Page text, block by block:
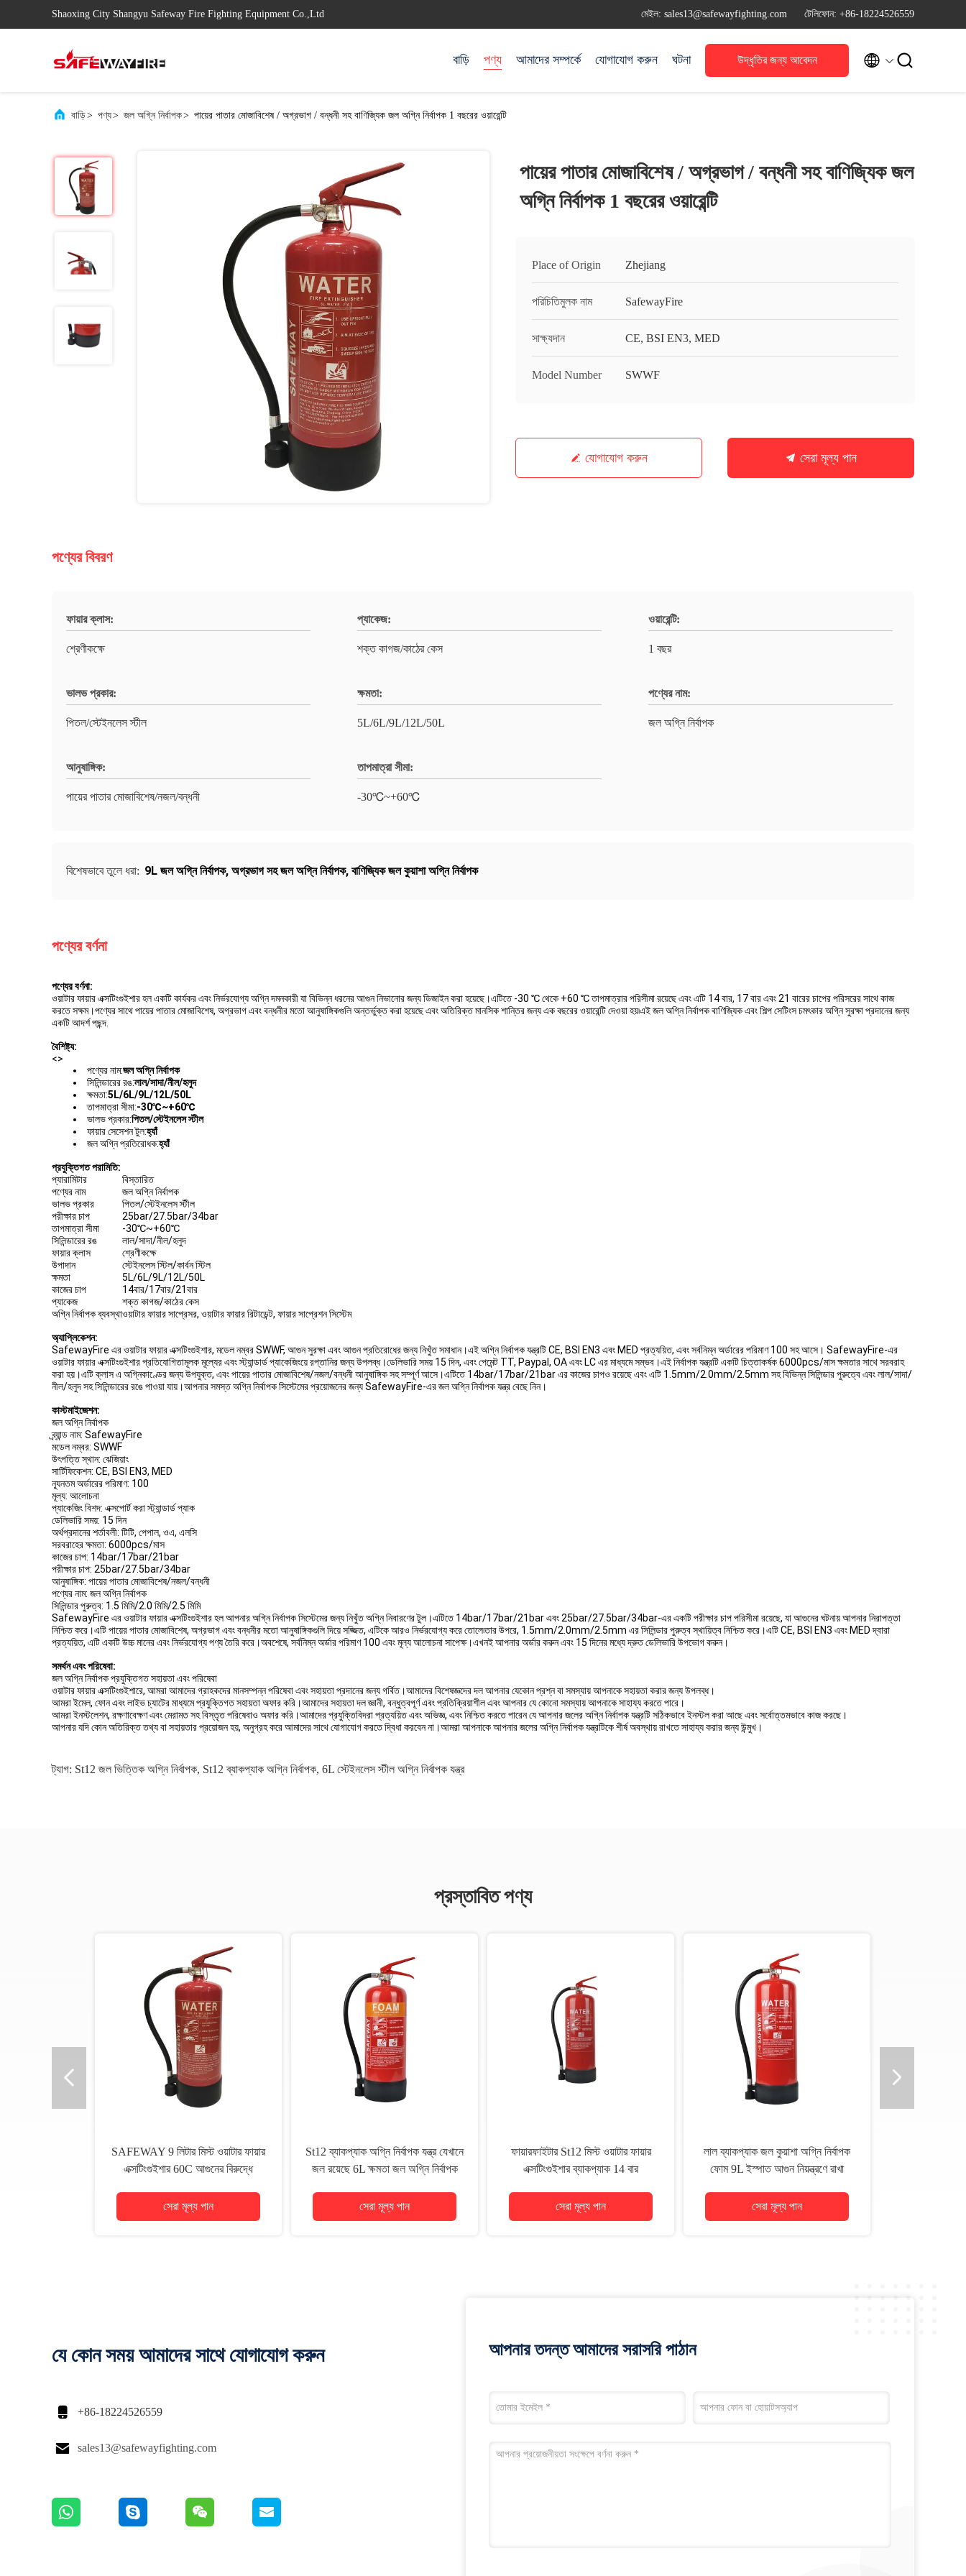
Shaoxing City Shangyu Safeway Fire Fighting Equipment Co.,Ltd মেইল: sales13@safewayfighting.com টেলিফোন: +86-18224526559
বাড়ি পণ্য আমাদের সম্পর্কে যোগাযোগ করুন ঘটনা উদ্ধৃতির জন্য আবেদন  
বাড়ি> পণ্য> জল অগ্নি নির্বাপক> পায়ের পাতার মোজাবিশেষ / অগ্রভাগ / বন্ধনী সহ বাণিজ্যিক জল অগ্নি নির্বাপক 1 বছরের ওয়ারেন্টি
পায়ের পাতার মোজাবিশেষ / অগ্রভাগ / বন্ধনী সহ বাণিজ্যিক জল
অগ্নি নির্বাপক 1 বছরের ওয়ারেন্টি
Place of Origin Zhejiang
পরিচিতিমুলক নাম SafewayFire
সাক্ষ্যদান CE, BSI EN3, MED
Model Number SWWF
যোগাযোগ করুন সেরা মূল্য পান
পণ্যের বিবরণ
ফায়ার ক্লাস:
শ্রেণীকক্ষে
প্যাকেজ:
শক্ত কাগজ/কাঠের কেস
ওয়ারেন্টি:
1 বছর
ভালভ প্রকার:
পিতল/স্টেইনলেস স্টীল
ক্ষমতা:
5L/6L/9L/12L/50L
পণ্যের নাম:
জল অগ্নি নির্বাপক
আনুষাঙ্গিক:
পায়ের পাতার মোজাবিশেষ/নজল/বন্ধনী
তাপমাত্রা সীমা:
-30℃~+60℃
বিশেষভাবে তুলে ধরা: 9L জল অগ্নি নির্বাপক, অগ্রভাগ সহ জল অগ্নি নির্বাপক, বাণিজ্যিক জল কুয়াশা অগ্নি নির্বাপক
পণ্যের বর্ণনা
পণ্যের বর্ণনা:
ওয়াটার ফায়ার এক্সটিংগুইশার হল একটি কার্যকর এবং নির্ভরযোগ্য অগ্নি দমনকারী যা বিভিন্ন ধরনের আগুন নিভানোর জন্য ডিজাইন করা হয়েছে।এটিতে -30 ℃ থেকে +60 ℃ তাপমাত্রার পরিসীমা রয়েছে এবং এটি 14 বার, 17 বার এবং 21 বারের চাপের পরিসরের সাথে কাজ
করতে সক্ষম।পণ্যের সাথে পায়ের পাতার মোজাবিশেষ, অগ্রভাগ এবং বন্ধনীর মতো আনুষাঙ্গিকগুলি অন্তর্ভুক্ত করা হয়েছে এবং অতিরিক্ত মানসিক শান্তির জন্য এক বছরের ওয়ারেন্টি দেওয়া হয়৷এই জল অগ্নি নির্বাপক বাণিজ্যিক এবং শিল্প সেটিংস চমৎকার অগ্নি সুরক্ষা প্রদানের জন্য
একটি আদর্শ পছন্দ.
বৈশিষ্ট্য:
<>
পণ্যের নাম:জল অগ্নি নির্বাপক
সিলিন্ডারের রঙ:লাল/সাদা/নীল/হলুদ
ক্ষমতা:5L/6L/9L/12L/50L
তাপমাত্রা সীমা:-30℃~+60℃
ভালভ প্রকার:পিতল/স্টেইনলেস স্টীল
ফায়ার সেসেশন টুল:হ্যাঁ
জল অগ্নি প্রতিরোধক:হ্যাঁ
প্রযুক্তিগত পরামিতি:
প্যারামিটার
বিস্তারিত
পণ্যের নাম
জল অগ্নি নির্বাপক
ভালভ প্রকার
পিতল/স্টেইনলেস স্টীল
পরীক্ষার চাপ
25bar/27.5bar/34bar
তাপমাত্রা সীমা
-30℃~+60℃
সিলিন্ডারের রঙ
লাল/সাদা/নীল/হলুদ
ফায়ার ক্লাস
শ্রেণীকক্ষে
উপাদান
স্টেইনলেস স্টিল/কার্বন স্টিল
ক্ষমতা
5L/6L/9L/12L/50L
কাজের চাপ
14বার/17বার/21বার
প্যাকেজ
শক্ত কাগজ/কাঠের কেস
অগ্নি নির্বাপক ব্যবস্থাওয়াটার ফায়ার সাপ্রেসর, ওয়াটার ফায়ার রিটাডেন্ট, ফায়ার সাপ্রেশন সিস্টেম
অ্যাপ্লিকেশন:
SafewayFire এর ওয়াটার ফায়ার এক্সটিংগুইশার, মডেল নম্বর SWWF, আগুন সুরক্ষা এবং আগুন প্রতিরোধের জন্য নিখুঁত সমাধান।এই অগ্নি নির্বাপক যন্ত্রটি CE, BSI EN3 এবং MED প্রত্যয়িত, এবং সর্বনিম্ন অর্ডারের পরিমাণ 100 সহ আসে। SafewayFire-এর
ওয়াটার ফায়ার এক্সটিংগুইশার প্রতিযোগিতামূলক মূল্যের এবং স্ট্যান্ডার্ড প্যাকেজিংয়ে রপ্তানির জন্য উপলব্ধ।ডেলিভারি সময় 15 দিন, এবং পেমেন্ট TT, Paypal, OA এবং LC এর মাধ্যমে সম্ভব।এই নির্বাপক যন্ত্রটি একটি চিত্তাকর্ষক 6000pcs/মাস ক্ষমতার সাথে সরবরাহ
করা হয়।এটি ক্লাস এ অগ্নিকাণ্ডের জন্য উপযুক্ত, এবং পায়ের পাতার মোজাবিশেষ/নজল/বন্ধনী আনুষাঙ্গিক সহ সম্পূর্ণ আসে।এটিতে 14bar/17bar/21bar এর কাজের চাপও রয়েছে এবং এটি 1.5mm/2.0mm/2.5mm সহ বিভিন্ন সিলিন্ডার পুরুত্বে এবং লাল/সাদা/
নীল/হলুদ সহ সিলিন্ডারের রঙে পাওয়া যায়।আপনার সমস্ত অগ্নি নির্বাপক সিস্টেমের প্রয়োজনের জন্য SafewayFire-এর জল অগ্নি নির্বাপক যন্ত্র বেছে নিন।
কাস্টমাইজেশন:
জল অগ্নি নির্বাপক
ব্র্যান্ড নাম: SafewayFire
মডেল নম্বর: SWWF
উৎপত্তি স্থান: ঝেজিয়াং
সার্টিফিকেশন: CE, BSI EN3, MED
ন্যূনতম অর্ডারের পরিমাণ: 100
মূল্য: আলোচনা
প্যাকেজিং বিশদ: এক্সপোর্ট করা স্ট্যান্ডার্ড প্যাক
ডেলিভারি সময়: 15 দিন
অর্থপ্রদানের শর্তাবলী: টিটি, পেপাল, ওএ, এলসি
সরবরাহের ক্ষমতা: 6000pcs/মাস
কাজের চাপ: 14bar/17bar/21bar
পরীক্ষার চাপ: 25bar/27.5bar/34bar
আনুষাঙ্গিক: পায়ের পাতার মোজাবিশেষ/নজল/বন্ধনী
পণ্যের নাম: জল অগ্নি নির্বাপক
সিলিন্ডার পুরুত্ব: 1.5 মিমি/2.0 মিমি/2.5 মিমি
SafewayFire এর ওয়াটার ফায়ার এক্সটিংগুইশার হল আপনার অগ্নি নির্বাপক সিস্টেমের জন্য নিখুঁত অগ্নি নিবারণের টুল।এটিতে 14bar/17bar/21bar এবং 25bar/27.5bar/34bar-এর একটি পরীক্ষার চাপ পরিসীমা রয়েছে, যা আগুনের ঘটনায় আপনার নিরাপত্তা
নিশ্চিত করে।এটি পায়ের পাতার মোজাবিশেষ, অগ্রভাগ এবং বন্ধনীর মতো আনুষাঙ্গিকগুলি দিয়ে সজ্জিত, এটিকে আরও নির্ভরযোগ্য করে তোলে৷তার উপরে, 1.5mm/2.0mm/2.5mm এর সিলিন্ডার পুরুত্ব স্থায়িত্ব নিশ্চিত করে।এটি CE, BSI EN3 এবং MED দ্বারা
প্রত্যয়িত, এটি একটি উচ্চ মানের এবং নির্ভরযোগ্য পণ্য তৈরি করে।অবশেষে, সর্বনিম্ন অর্ডার পরিমাণ 100 এবং মূল্য আলোচনা সাপেক্ষ।এখনই আপনার অর্ডার করুন এবং 15 দিনের মধ্যে দ্রুত ডেলিভারি উপভোগ করুন।
সমর্থন এবং পরিষেবা:
জল অগ্নি নির্বাপক প্রযুক্তিগত সহায়তা এবং পরিষেবা
ওয়াটার ফায়ার এক্সটিংগুইশারে, আমরা আমাদের গ্রাহকদের মানসম্পন্ন পরিষেবা এবং সহায়তা প্রদানের জন্য গর্বিত।আমাদের বিশেষজ্ঞদের দল আপনার যেকোন প্রশ্ন বা সমস্যায় আপনাকে সহায়তা করার জন্য উপলব্ধ।
আমরা ইমেল, ফোন এবং লাইভ চ্যাটের মাধ্যমে প্রযুক্তিগত সহায়তা অফার করি।আমাদের সহায়তা দল জ্ঞানী, বন্ধুত্বপূর্ণ এবং প্রতিক্রিয়াশীল এবং আপনার যে কোনো সমস্যায় আপনাকে সাহায্য করতে পারে।
আমরা ইনস্টলেশন, রক্ষণাবেক্ষণ এবং মেরামত সহ বিস্তৃত পরিষেবাও অফার করি।আমাদের প্রযুক্তিবিদরা প্রত্যয়িত এবং অভিজ্ঞ, এবং নিশ্চিত করতে পারেন যে আপনার জলের অগ্নি নির্বাপক যন্ত্রটি সঠিকভাবে ইনস্টল করা আছে এবং সর্বোত্তমভাবে কাজ করছে।
আপনার যদি কোন অতিরিক্ত তথ্য বা সহায়তার প্রয়োজন হয়, অনুগ্রহ করে আমাদের সাথে যোগাযোগ করতে দ্বিধা করবেন না।আমরা আপনাকে আপনার জলের অগ্নি নির্বাপক যন্ত্রটিকে শীর্ষ অবস্থায় রাখতে সাহায্য করার জন্য উন্মুখ।
ট্যাগ: St12 জল ভিত্তিক অগ্নি নির্বাপক, St12 ব্যাকপ্যাক অগ্নি নির্বাপক, 6L স্টেইনলেস স্টীল অগ্নি নির্বাপক যন্ত্র
প্রস্তাবিত পণ্য
SAFEWAY 9 লিটার মিস্ট ওয়াটার ফায়ার
এক্সটিংগুইশার 60C আগুনের বিরুদ্ধে
সেরা মূল্য পান
St12 ব্যাকপ্যাক অগ্নি নির্বাপক যন্ত্র যেখানে
জল রয়েছে 6L ক্ষমতা জল অগ্নি নির্বাপক
সেরা মূল্য পান
ফায়ারফাইটার St12 মিস্ট ওয়াটার ফায়ার
এক্সটিংগুইশার ব্যাকপ্যাক 14 বার
সেরা মূল্য পান
লাল ব্যাকপ্যাক জল কুয়াশা অগ্নি নির্বাপক
ফোম 9L ইস্পাত আগুন নিয়ন্ত্রণে রাখা
সেরা মূল্য পান
যে কোন সময় আমাদের সাথে যোগাযোগ করুন
 +86-18224526559
 sales13@safewayfighting.com
আপনার তদন্ত আমাদের সরাসরি পাঠান